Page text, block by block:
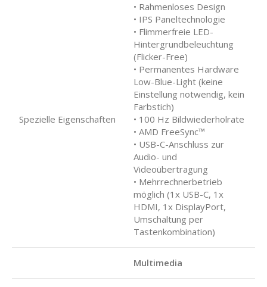
Spezielle Eigenschaften
• Rahmenloses Design
• IPS Paneltechnologie
• Flimmerfreie LED-
Hintergrundbeleuchtung
(Flicker-Free)
• Permanentes Hardware
Low-Blue-Light (keine
Einstellung notwendig, kein
Farbstich)
• 100 Hz Bildwiederholrate
• AMD FreeSync™
• USB-C-Anschluss zur
Audio- und
Videoübertragung
• Mehrrechnerbetrieb
möglich (1x USB-C, 1x
HDMI, 1x DisplayPort,
Umschaltung per
Tastenkombination)
Multimedia